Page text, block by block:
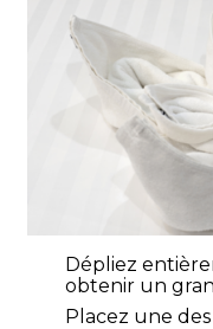
Dépliez
obtenir un
Placez une